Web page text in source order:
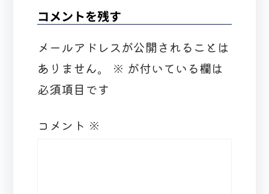
コメントを残す
メールアドレスが公開されることは
ありません。
※ が付いている欄は
必須項目です
コメント ※